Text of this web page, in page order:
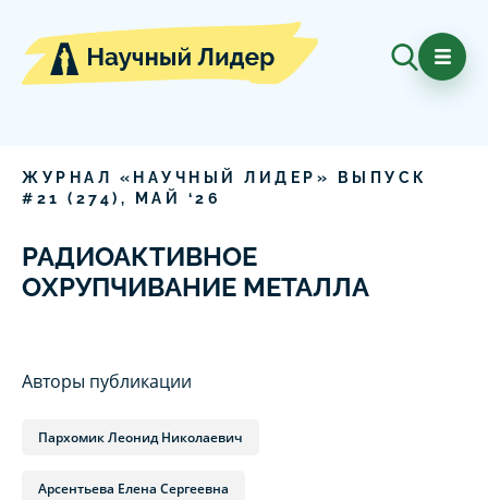
ЖУРНАЛ «НАУЧНЫЙ ЛИДЕР» ВЫПУСК
# 21 ( 274), МАЙ ‘26
РАДИОАКТИВНОЕ
ОХРУПЧИВАНИЕ МЕТАЛЛА
Авторы публикации
Пархомик Леонид Николаевич
Арсентьева Елена Сергеевна